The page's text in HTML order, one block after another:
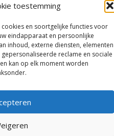
toestemming
en soortgelijke functies voor
eindapparaat en persoonlijke
inhoud, externe diensten, elementen
reclame en sociale
kan op elk moment worden
Velserbroek,Velsen-Zuid,
Zuid,Driehuisen
Spaarnwoude.